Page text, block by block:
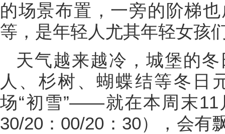
的场景布置，一旁的阶梯
等，是年轻人尤其年轻女孩
天气越来越冷，城堡的
人、杉树、蝴蝶结等冬日
场“初雪”——就在本周末11
30/20：00/20：30），会有